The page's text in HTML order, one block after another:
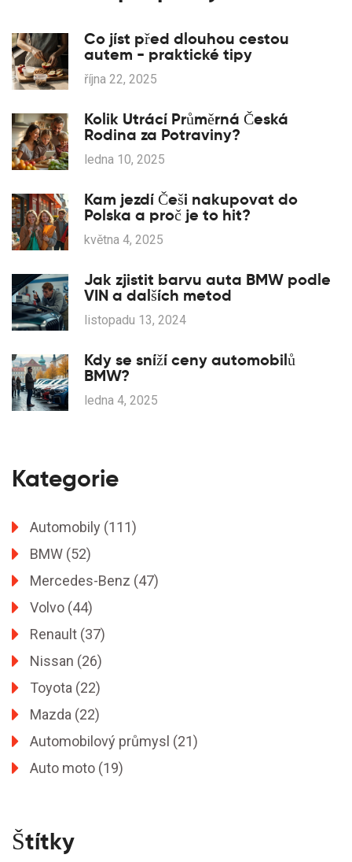
Co jíst před dlouhou cestou
autem - praktické tipy
října 22, 2025
Kolik Utrácí Průměrná Česká
Rodina za Potraviny?
ledna 10, 2025
Kam jezdí Češi nakupovat do
Polska a proč je to hit?
května 4, 2025
Jak zjistit barvu auta BMW podle
VIN a dalších metod
listopadu 13, 2024
Kdy se sníží ceny automobilů
BMW?
ledna 4, 2025
Kategorie
Automobily (111)
BMW (52)
Mercedes-Benz (47)
Volvo (44)
Renault (37)
Nissan (26)
Toyota (22)
Mazda (22)
Automobilový průmysl (21)
Auto moto (19)
Štítky